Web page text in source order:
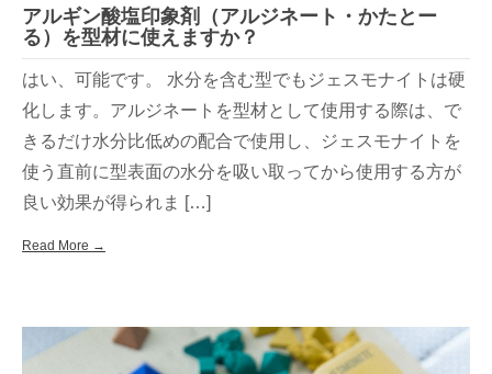
アルギン酸塩印象剤（アルジネート・かたとー
る）を型材に使えますか？
はい、可能です。 水分を含む型でもジェスモナイトは硬
化します。アルジネートを型材として使用する際は、で
きるだけ水分比低めの配合で使用し、ジェスモナイトを
使う直前に型表面の水分を吸い取ってから使用する方が
良い効果が得られま […]
Read More →